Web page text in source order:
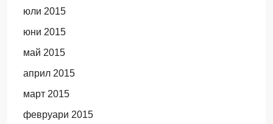
юли 2015
юни 2015
май 2015
април 2015
март 2015
февруари 2015